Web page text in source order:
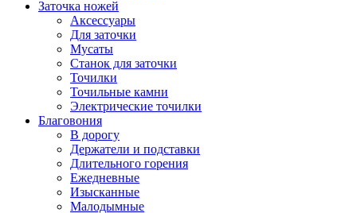
Заточка ножей
Аксессуары
Для заточки
Мусаты
Станок для заточки
Точилки
Точильные камни
Электрические точилки
Благовония
В дорогу
Держатели и подставки
Длительного горения
Ежедневные
Изысканные
Малодымные